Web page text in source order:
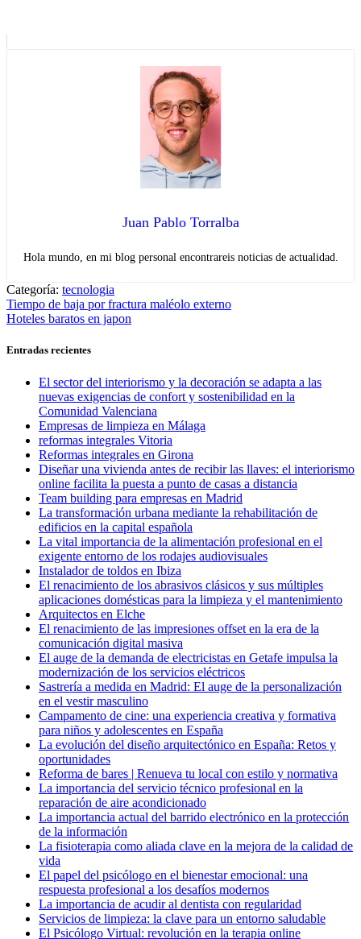
Juan Pablo Torralba
Hola mundo, en mi blog personal encontrareis noticias de actualidad.
Categoría: tecnologia
Navegación
de
entradas
Entrada
anterior:
Tiempo de baja por fractura maléolo externo
Entrada
Hoteles baratos en japon
Entradas recientes
El sector del interiorismo y la decoración se adapta a las
nuevas exigencias de confort y sostenibilidad en la
Comunidad Valenciana
Empresas de limpieza en Málaga
reformas integrales Vitoria
Reformas integrales en Girona
Diseñar una vivienda antes de recibir las llaves: el interiorismo
online facilita la puesta a punto de casas a distancia
Team building para empresas en Madrid
La transformación urbana mediante la rehabilitación de
edificios en la capital española
La vital importancia de la alimentación profesional en el
exigente entorno de los rodajes audiovisuales
Instalador de toldos en Ibiza
El renacimiento de los abrasivos clásicos y sus múltiples
aplicaciones domésticas para la limpieza y el mantenimiento
Arquitectos en Elche
El renacimiento de las impresiones offset en la era de la
comunicación digital masiva
El auge de la demanda de electricistas en Getafe impulsa la
modernización de los servicios eléctricos
Sastrería a medida en Madrid: El auge de la personalización
en el vestir masculino
Campamento de cine: una experiencia creativa y formativa
para niños y adolescentes en España
La evolución del diseño arquitectónico en España: Retos y
oportunidades
Reforma de bares | Renueva tu local con estilo y normativa
La importancia del servicio técnico profesional en la
reparación de aire acondicionado
La importancia actual del barrido electrónico en la protección
de la información
La fisioterapia como aliada clave en la mejora de la calidad de
vida
El papel del psicólogo en el bienestar emocional: una
respuesta profesional a los desafíos modernos
La importancia de acudir al dentista con regularidad
Servicios de limpieza: la clave para un entorno saludable
El Psicólogo Virtual: revolución en la terapia online